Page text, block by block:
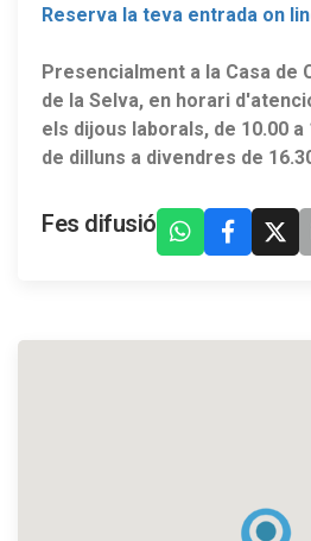
Reserva la teva entrada on
Presencialment a la Casa de
de la Selva, en horari
els dijous laborals, de 10.00 a
de dilluns a divendres de
Fes difusió